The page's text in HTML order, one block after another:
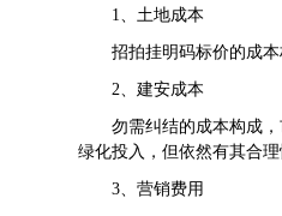
1、土地成本
招拍挂明码标价的成本
2、建安成本
勿需纠结的成本构成，
绿化投入，但依然有其合理
3、营销费用